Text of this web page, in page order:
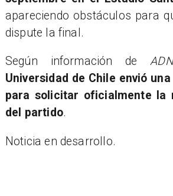
apareciendo obstáculos para
dispute la final.
Según información de
Universidad de Chile envió
para solicitar oficialmente la
del partido.
Noticia en desarrollo.